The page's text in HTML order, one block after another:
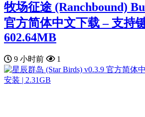
牧场征途 (Ranchbound)
官方简体中文下载 – 支持
602.64MB
9 小时前 1